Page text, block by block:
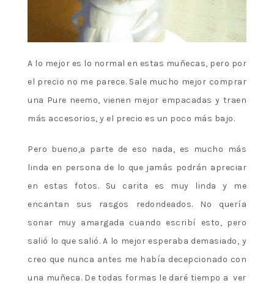
A lo mejor es lo normal en estas muñecas, pero por
el precio no me parece. Sale mucho mejor comprar
una Pure neemo, vienen mejor empacadas y traen
más accesorios, y el precio es un poco más bajo.
Pero bueno,a parte de eso nada, es mucho más
linda en persona de lo que jamás podrán apreciar
en estas fotos. Su carita es muy linda y me
encantan sus rasgos redondeados. No quería
sonar muy amargada cuando escribí esto, pero
salió lo que salió. A lo mejor esperaba demasiado, y
creo que nunca antes me había decepcionado con
una muñeca. De todas formas le daré tiempo a ver